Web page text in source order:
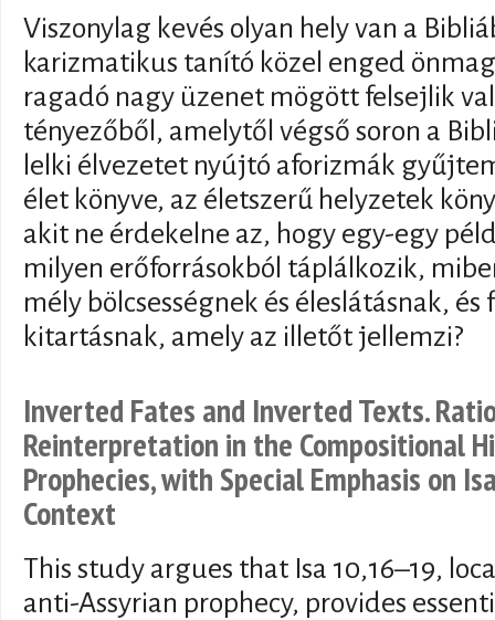
Viszonylag kevés olyan hely van a
karizmatikus tanító közel enged
ragadó nagy üzenet mögött felsejlik
tényezőből, amelytől végső soron a
lelki élvezetet nyújtó aforizmák
élet könyve, az életszerű helyzetek
akit ne érdekelne az, hogy egy-egy
milyen erőforrásokból táplálkozik,
mély bölcsességnek és éleslátásnak,
kitartásnak, amely az illetőt jellemzi?
Inverted Fates and Inverted Texts.
Reinterpretation in the Compositional
Prophecies, with Special Emphasis on
Context
This study argues that Isa 10,16–19,
anti-Assyrian prophecy, provides